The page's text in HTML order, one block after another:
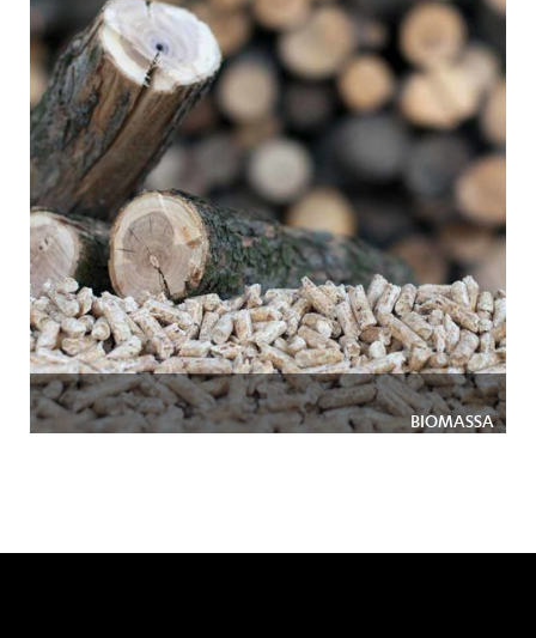
BIOMASSA